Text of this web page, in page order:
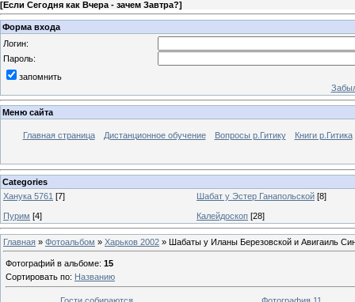
[Если Сегодня как Вчера - зачем Завтра?]
Форма входа
Логин:
Пароль:
запомнить
Меню сайта
Главная страница Дистанционное обучение Вопросы р.Гитику Книги р.Гитика
Categories
Ханука 5761 [7] Шабат у Эстер Ганапольской [8]
Пурим [4] Калейдоскоп [28]
Главная » Фотоальбом » Харьков 2002 » Шабаты у Иланы Березовской и Авигаиль
Фотографий в альбоме: 15
Сортировать по: Названию